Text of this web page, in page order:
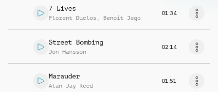
7 Lives
Florent Duclos , Benoit Jego
01:34
Street Bombing
Jon Hansson
02:14
Marauder
Alan Jay Reed
01:51